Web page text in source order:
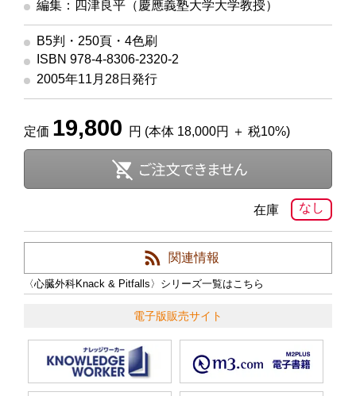
編集：四津良平（慶應義塾大学大学教授）
B5判・250頁・4色刷
ISBN 978-4-8306-2320-2
2005年11月28日発行
定価 19,800 円 (本体 18,000円 ＋ 税10%)
なし
在庫
関連情報
〈心臓外科Knack & Pitfalls〉シリーズ一覧はこちら
電子版販売サイト